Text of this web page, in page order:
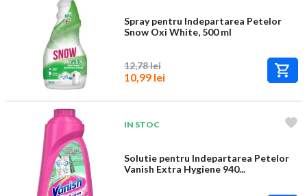
Spray pentru Indepartarea Petelor
Snow Oxi White, 500 ml
12,78 lei
10,99 lei
IN STOC
Solutie pentru Indepartarea Petelor
Vanish Extra Hygiene 940...